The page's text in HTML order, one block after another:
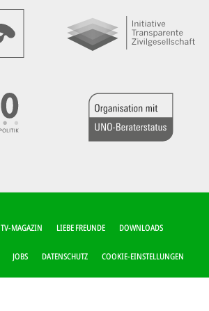
TV-MAGAZIN LIEBE FREUNDE DOWNLOADS
JOBS DATENSCHUTZ COOKIE-EINSTELLUNGEN